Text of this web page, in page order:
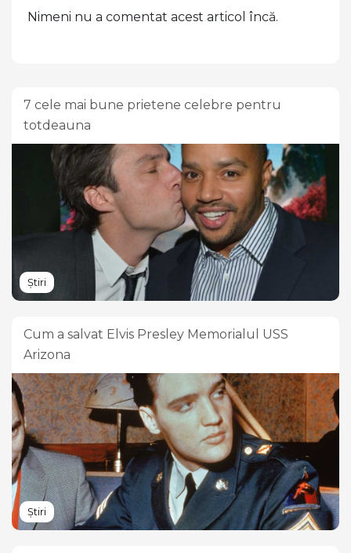
Nimeni nu a comentat acest articol încă.
7 cele mai bune prietene celebre pentru
totdeauna
Știri
Cum a salvat Elvis Presley Memorialul USS
Arizona
Știri